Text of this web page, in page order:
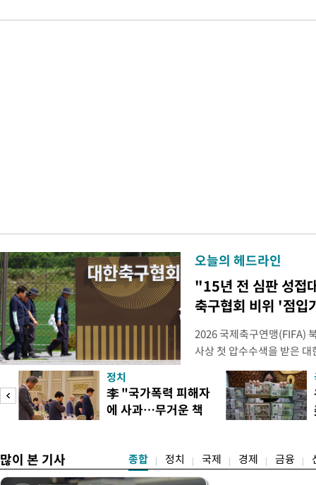
오늘의 헤드라인
"15년 전 심판 성접
축구협회 비위 '점입
2026 국제축구연맹(FIFA)
사상 첫 압수수색을 받은
거지면서 그야말로 쑥대
심판 성 접대 파문까지 파
돌이킬 수 없는 지경까지
홍명보 전 감독을 국가대
정치
李 "국가폭력 피해자
에 사과…무거운 책
많이 본 기사 종합 정치 국제 경제 금융